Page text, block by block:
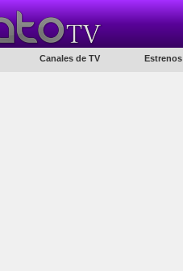
Canales de TV Estrenos